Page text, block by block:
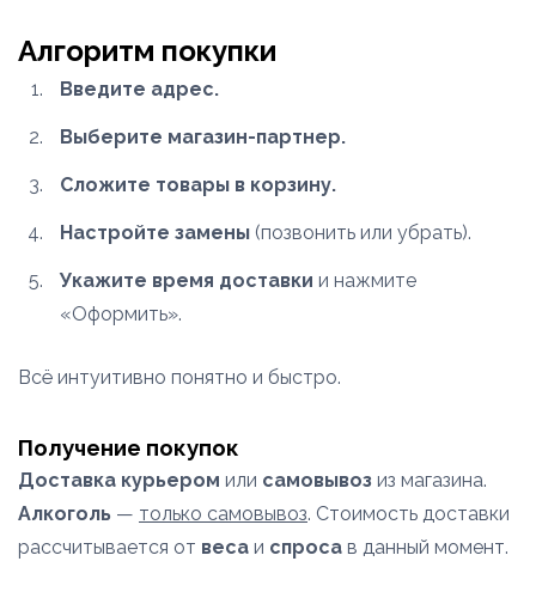
Алгоритм покупки
Введите адрес.
Выберите магазин-партнер.
Сложите товары в корзину.
Настройте замены (позвонить или убрать).
Укажите время доставки и нажмите
«Оформить».
Всё интуитивно понятно и быстро.
Получение покупок
Доставка курьером или самовывоз из магазина.
Алкоголь — только самовывоз. Стоимость доставки
рассчитывается от веса и спроса в данный момент.